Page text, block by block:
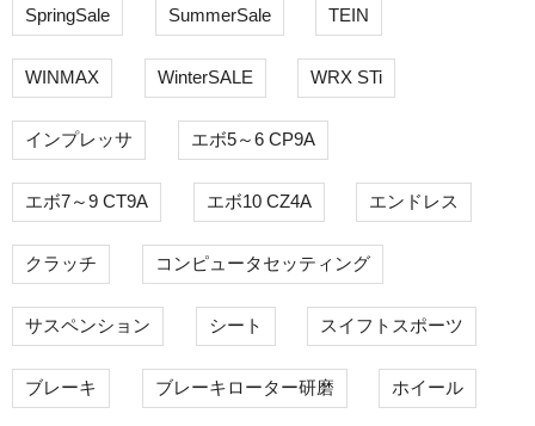
SpringSale SummerSale TEIN
WINMAX WinterSALE WRX STi
インプレッサ エボ5～6 CP9A
エボ7～9 CT9A エボ10 CZ4A エンドレス
クラッチ コンピュータセッティング
サスペンション シート スイフトスポーツ
ブレーキ ブレーキローター研磨 ホイール